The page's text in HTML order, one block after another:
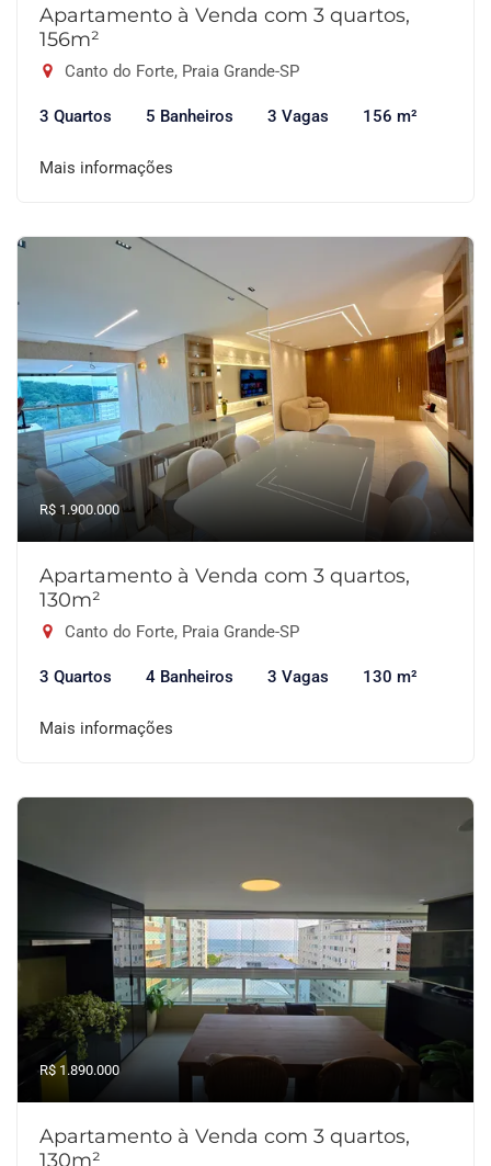
Apartamento à Venda com 3 quartos,
156m²
Canto do Forte, Praia Grande-SP
3 Quartos 5 Banheiros 3 Vagas 156 m²
Mais informações
R$ 1.900.000
Apartamento à Venda com 3 quartos,
130m²
Canto do Forte, Praia Grande-SP
3 Quartos 4 Banheiros 3 Vagas 130 m²
Mais informações
R$ 1.890.000
Apartamento à Venda com 3 quartos,
130m²